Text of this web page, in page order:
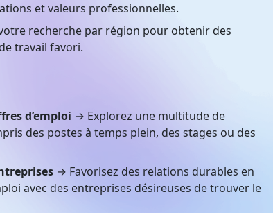
et valeurs professionnelles.
recherche par région pour obtenir des
travail favori.
d’emploi → Explorez une multitude de
des postes à temps plein, des stages ou des
→ Favorisez des relations durables en
avec des entreprises désireuses de trouver le